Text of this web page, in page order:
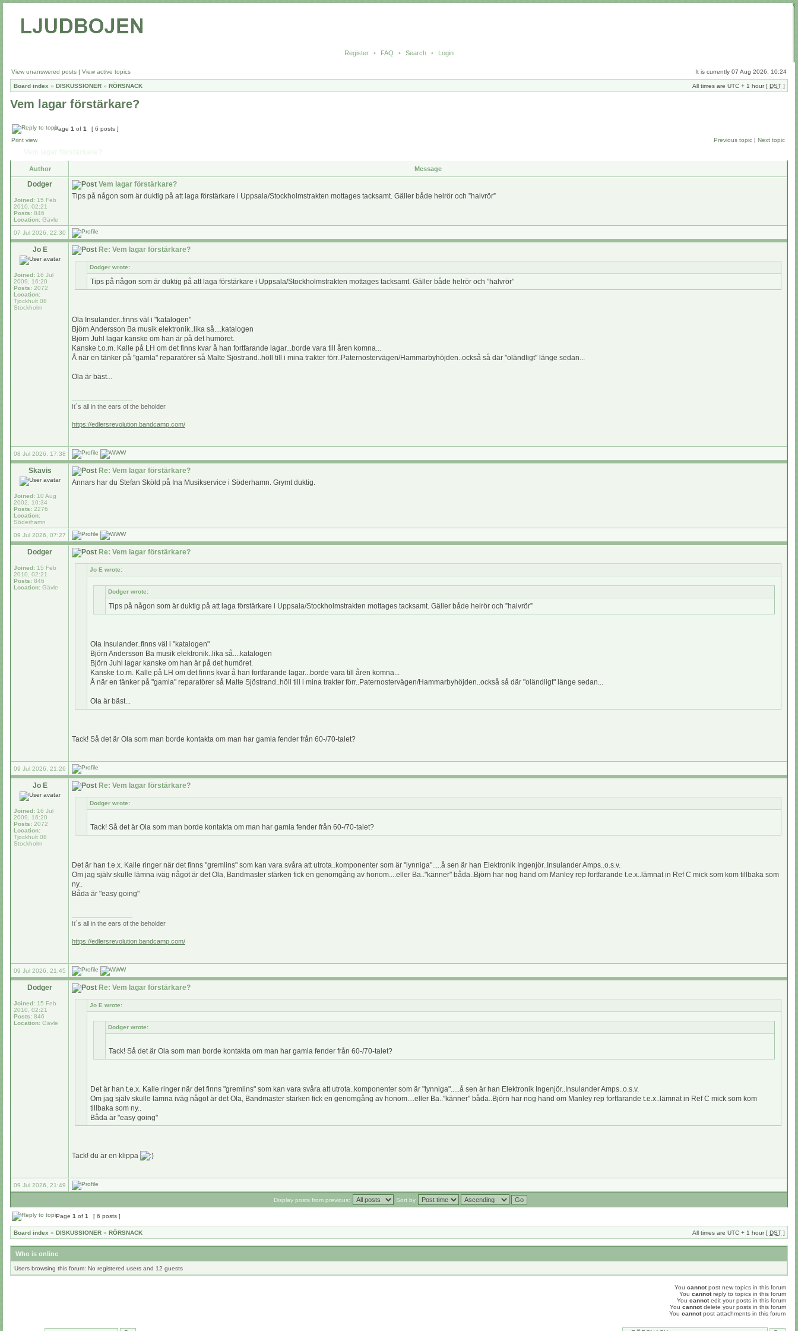
Register • FAQ • Search • Login
View unanswered posts | View active topics It is currently 07 Aug 2026, 10:24
Board index » DISKUSSIONER » RÖRSNACK All times are UTC + 1 hour [ DST ]
Vem lagar förstärkare?
Page 1 of 1
[ 6 posts ]
Print view
Previous topic | Next topic
Author Message
Dodger
Joined: 15 Feb
2010, 02:21
Posts: 846
Location: Gävle
Vem lagar förstärkare?
Tips på någon som är duktig på att laga förstärkare i Uppsala/Stockholmstrakten mottages tacksamt. Gäller både helrör och ”halvrör”
07 Jul 2026, 22:30
Jo E
Joined: 16 Jul
2009, 16:20
Posts: 2072
Location:
Tjockhult 08
Stockholm
Re: Vem lagar förstärkare?
Dodger wrote:
Tips på någon som är duktig på att laga förstärkare i Uppsala/Stockholmstrakten mottages tacksamt. Gäller både helrör och ”halvrör”
Ola Insulander..finns väl i "katalogen"
Björn Andersson Ba musik elektronik..lika så....katalogen
Björn Juhl lagar kanske om han är på det humöret.
Kanske t.o.m. Kalle på LH om det finns kvar å han fortfarande lagar...borde vara till åren komna...
Å när en tänker på "gamla" reparatörer så Malte Sjöstrand..höll till i mina trakter förr..Paternostervägen/Hammarbyhöjden..också så där "oländligt" länge sedan...
Ola är bäst...
It´s all in the ears of the beholder
https://edlersrevolution.bandcamp.com/
08 Jul 2026, 17:38
Skavis
Joined: 10 Aug
2002, 10:34
Posts: 2276
Location:
Söderhamn
Re: Vem lagar förstärkare?
Annars har du Stefan Sköld på Ina Musikservice i Söderhamn. Grymt duktig.
09 Jul 2026, 07:27
Dodger
Joined: 15 Feb
2010, 02:21
Posts: 846
Location: Gävle
Re: Vem lagar förstärkare?
Jo E wrote:
Dodger wrote:
Tips på någon som är duktig på att laga förstärkare i Uppsala/Stockholmstrakten mottages tacksamt. Gäller både helrör och ”halvrör”
Ola Insulander..finns väl i "katalogen"
Björn Andersson Ba musik elektronik..lika så....katalogen
Björn Juhl lagar kanske om han är på det humöret.
Kanske t.o.m. Kalle på LH om det finns kvar å han fortfarande lagar...borde vara till åren komna...
Å när en tänker på "gamla" reparatörer så Malte Sjöstrand..höll till i mina trakter förr..Paternostervägen/Hammarbyhöjden..också så där "oländligt" länge sedan...
Ola är bäst...
Tack! Så det är Ola som man borde kontakta om man har gamla fender från 60-/70-talet?
09 Jul 2026, 21:26
Jo E
Joined: 16 Jul
2009, 16:20
Posts: 2072
Location:
Tjockhult 08
Stockholm
Re: Vem lagar förstärkare?
Dodger wrote:
Tack! Så det är Ola som man borde kontakta om man har gamla fender från 60-/70-talet?
Det är han t.e.x. Kalle ringer när det finns "gremlins" som kan vara svåra att utrota..komponenter som är "lynniga".....å sen är han Elektronik Ingenjör..Insulander Amps..o.s.v.
Om jag själv skulle lämna iväg något är det Ola, Bandmaster stärken fick en genomgång av honom....eller Ba.."känner" båda..Björn har nog hand om Manley rep fortfarande t.e.x..lämnat in Ref C mick som kom tillbaka som
ny..
Båda är "easy going"
It´s all in the ears of the beholder
https://edlersrevolution.bandcamp.com/
09 Jul 2026, 21:45
Dodger
Joined: 15 Feb
2010, 02:21
Posts: 846
Location: Gävle
Re: Vem lagar förstärkare?
Jo E wrote:
Dodger wrote:
Tack! Så det är Ola som man borde kontakta om man har gamla fender från 60-/70-talet?
Det är han t.e.x. Kalle ringer när det finns "gremlins" som kan vara svåra att utrota..komponenter som är "lynniga".....å sen är han Elektronik Ingenjör..Insulander Amps..o.s.v.
Om jag själv skulle lämna iväg något är det Ola, Bandmaster stärken fick en genomgång av honom....eller Ba.."känner" båda..Björn har nog hand om Manley rep fortfarande t.e.x..lämnat in Ref C mick som kom
tillbaka som ny..
Båda är "easy going"
Tack! du är en klippa
09 Jul 2026, 21:49
Display posts from previous: Sort by
Page 1 of 1 [ 6 posts ]
Board index » DISKUSSIONER » RÖRSNACK All times are UTC + 1 hour [ DST ]
Who is online
Users browsing this forum: No registered users and 12 guests
You cannotpost new topics in this forum
You cannotreply to topics in this forum
You cannotedit your posts in this forum
You cannotdelete your posts in this forum
You cannotpost attachments in this forum